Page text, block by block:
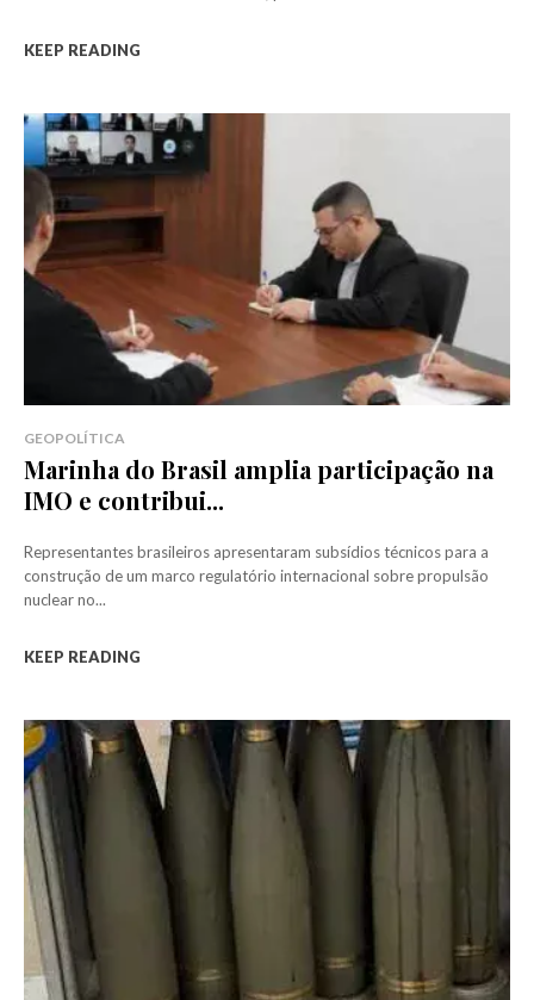
KEEP READING
GEOPOLÍTICA
Marinha do Brasil amplia participação na
IMO e contribui...
Representantes brasileiros apresentaram subsídios técnicos para a
construção de um marco regulatório internacional sobre propulsão
nuclear no...
KEEP READING